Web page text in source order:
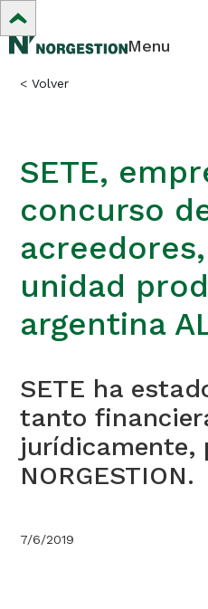
Menu
< Volver
SETE,
concurso
unidad
argentina
SETE ha
tanto
jurídicamente,
NORGESTION.
7/6/2019